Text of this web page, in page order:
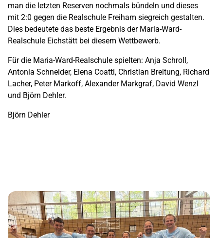
man die letzten Reserven nochmals bündeln und dieses
mit 2:0 gegen die Realschule Freiham siegreich gestalten.
Dies bedeutete das beste Ergebnis der Maria-Ward-
Realschule Eichstätt bei diesem Wettbewerb.
Für die Maria-Ward-Realschule spielten: Anja Schroll,
Antonia Schneider, Elena Coatti, Christian Breitung, Richard
Lacher, Peter Markoff, Alexander Markgraf, David Wenzl
und Björn Dehler.
Björn Dehler